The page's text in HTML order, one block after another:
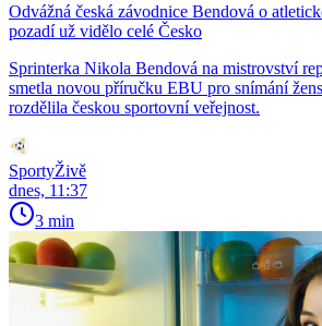
Odvážná česká závodnice Bendová o
pozadí už vidělo celé Česko
Sprinterka Nikola Bendová na mistrovství
smetla novou příručku EBU pro snímání
rozdělila českou sportovní veřejnost.
SportyŽivě
dnes, 11:37
3 min